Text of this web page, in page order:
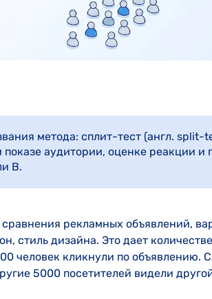
метода: сплит-тест (англ. split-
аудитории, оценке реакции и
B.
рекламных объявлений,
стиль дизайна. Это дает
человек кликнули по объявлению.
5000 посетителей видели